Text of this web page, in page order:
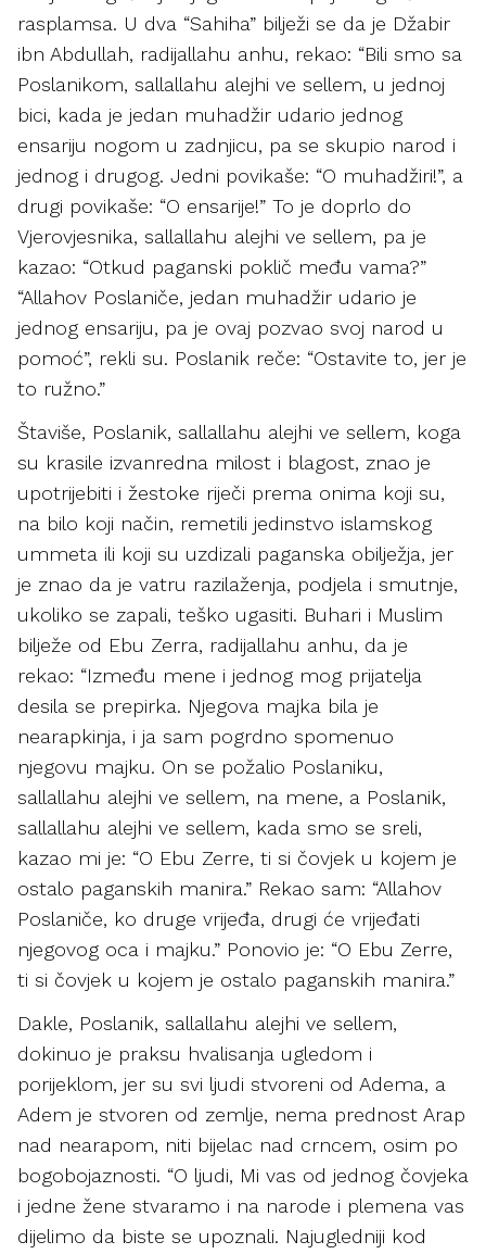
rasplamsa. U dva “Sahiha” bilježi se da je Džabir
ibn Abdullah, radijallahu anhu, rekao: “Bili smo sa
Poslanikom, sallallahu alejhi ve sellem, u jednoj
bici, kada je jedan muhadžir udario jednog
ensariju nogom u zadnjicu, pa se skupio narod i
jednog i drugog. Jedni povikaše: “O muhadžiri!”, a
drugi povikaše: “O ensarije!” To je doprlo do
Vjerovjesnika, sallallahu alejhi ve sellem, pa je
kazao: “Otkud paganski poklič među vama?”
“Allahov Poslaniče, jedan muhadžir udario je
jednog ensariju, pa je ovaj pozvao svoj narod u
pomoć”, rekli su. Poslanik reče: “Ostavite to, jer je
to ružno.”
Štaviše, Poslanik, sallallahu alejhi ve sellem, koga
su krasile izvanredna milost i blagost, znao je
upotrijebiti i žestoke riječi prema onima koji su,
na bilo koji način, remetili jedinstvo islamskog
ummeta ili koji su uzdizali paganska obilježja, jer
je znao da je vatru razilaženja, podjela i smutnje,
ukoliko se zapali, teško ugasiti. Buhari i Muslim
bilježe od Ebu Zerra, radijallahu anhu, da je
rekao: “Između mene i jednog mog prijatelja
desila se prepirka. Njegova majka bila je
nearapkinja, i ja sam pogrdno spomenuo
njegovu majku. On se požalio Poslaniku,
sallallahu alejhi ve sellem, na mene, a Poslanik,
sallallahu alejhi ve sellem, kada smo se sreli,
kazao mi je: “O Ebu Zerre, ti si čovjek u kojem je
ostalo paganskih manira.” Rekao sam: “Allahov
Poslaniče, ko druge vrijeđa, drugi će vrijeđati
njegovog oca i majku.” Ponovio je: “O Ebu Zerre,
ti si čovjek u kojem je ostalo paganskih manira.”
Dakle, Poslanik, sallallahu alejhi ve sellem,
dokinuo je praksu hvalisanja ugledom i
porijeklom, jer su svi ljudi stvoreni od Adema, a
Adem je stvoren od zemlje, nema prednost Arap
nad nearapom, niti bijelac nad crncem, osim po
bogobojaznosti. “O ljudi, Mi vas od jednog čovjeka
i jedne žene stvaramo i na narode i plemena vas
dijelimo da biste se upoznali. Najugledniji kod